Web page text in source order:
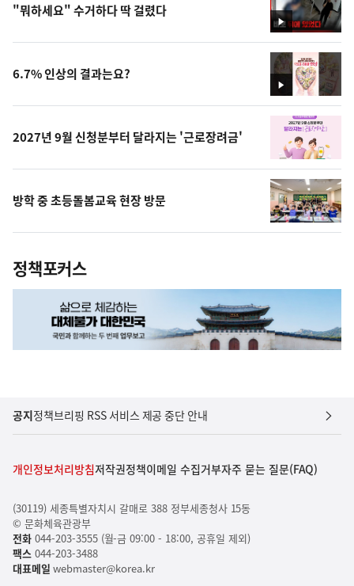
영
상
"뭐하세요" 수거하다 딱 걸렸다
영
상
6.7% 인상의 결과는요?
2027년 9월 신청분부터 달라지는 '근로장려금'
방학 중 초등돌봄교육 현장 방문
정책포커스
공지정책브리핑 RSS 서비스 제공 중단 안내
개인정보처리방침저작권정책이메일 수집거부자주 묻는 질문(FAQ)
(30119) 세종특별자치시 갈매로 388 정부세종청사 15동
© 문화체육관광부
전화044-203-3555 (월-금 09:00 - 18:00, 공휴일 제외)
팩스 044-203-3488
대표메일 webmaster@korea.kr